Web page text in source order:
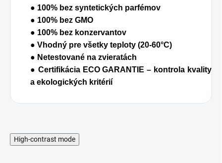
● 100% bez syntetických parfémov
● 100% bez GMO
● 100% bez konzervantov
● Vhodný pre všetky teploty (20-60°C)
● Netestované na zvieratách
● Certifikácia ECO GARANTIE – kontrola kvality
a ekologických kritérií
High-contrast mode